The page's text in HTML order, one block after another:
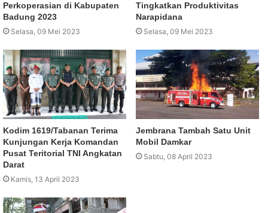
Perkoperasian di Kabupaten
Badung 2023
Selasa, 09 Mei 2023
Tingkatkan Produktivitas
Narapidana
Selasa, 09 Mei 2023
Kodim 1619/Tabanan Terima
Kunjungan Kerja Komandan
Pusat Teritorial TNI Angkatan
Darat
Kamis, 13 April 2023
Jembrana Tambah Satu Unit
Mobil Damkar
Sabtu, 08 April 2023